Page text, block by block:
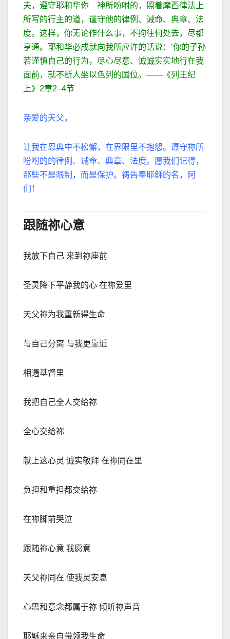
夫，遵守耶和华你 神所吩咐的，照着摩西律法上
所写的行主的道，谨守他的律例、诫命、典章、法
度。这样，你无论作什么事，不拘往何处去，尽都
亨通。耶和华必成就向我所应许的话说：’你的子孙
若谨慎自己的行为，尽心尽意、诚诚实实地行在我
面前，就不断人坐以色列的国位。——《列王纪
上》2章2–4节
亲爱的天父，
让我在恩典中不松懈，在界限里不抱怨。遵守祢所
吩咐的的律例、诫命、典章、法度。 愿我们记得，
那些不是限制，而是保护。祷告奉耶稣的名，阿
们！
跟随祢心意
我放下自己 来到祢座前
圣灵降下平静我的心 在祢爱里
天父祢为我重新得生命
与自己分离 与我更靠近
相遇基督里
我把自己全人交给祢
全心交给祢
献上这心灵 诚实敬拜 在祢同在里
负担和重担都交给祢
在祢脚前哭泣
跟随祢心意 我愿意
天父祢同在 使我灵安息
心思和意念都属于祢 倾听祢声音
耶稣来亲自带领我生命